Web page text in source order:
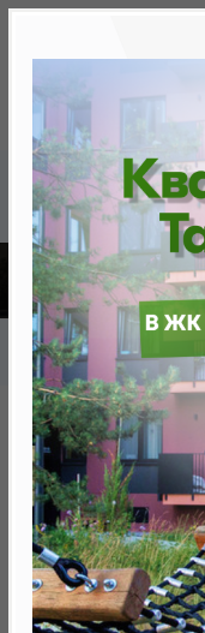
Скидки на
Главная База
22.7 "София", квартал
22.7
нет в продаже
Минск,
метро